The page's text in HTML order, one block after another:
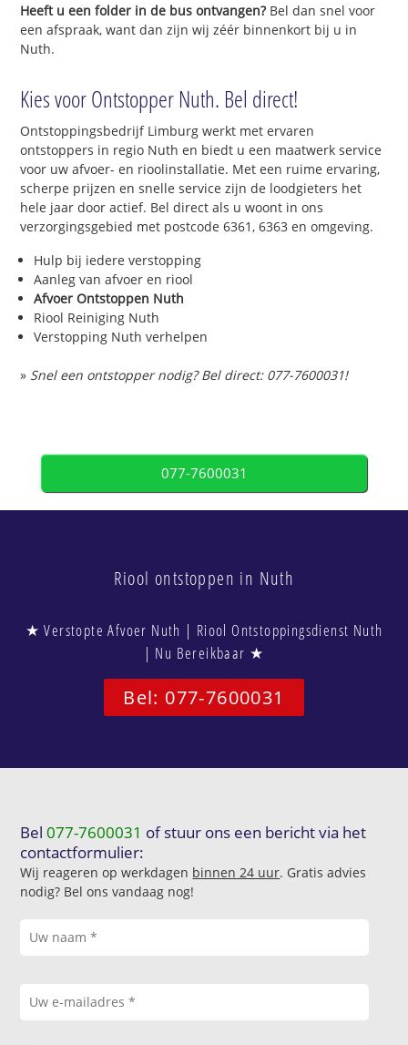
Heeft u een folder in de bus ontvangen?Bel dan snel voor
een afspraak, want dan zijn wij zéér binnenkort bij u in
Nuth.
Kies voor Ontstopper Nuth. Bel direct!
Ontstoppingsbedrijf Limburg werkt met ervaren
ontstoppers in regio Nuth en biedt u een maatwerk service
voor uw afvoer- en rioolinstallatie. Met een ruime ervaring,
scherpe prijzen en snelle service zijn de loodgieters het
hele jaar door actief. Bel direct als u woont in ons
verzorgingsgebied met postcode 6361, 6363 en omgeving.
Hulp bij iedere verstopping
Aanleg van afvoer en riool
Afvoer Ontstoppen Nuth
Riool Reiniging Nuth
Verstopping Nuth verhelpen
» Snel een ontstopper nodig? Bel direct: 077-7600031!
077-7600031
Riool ontstoppen in Nuth
★ Verstopte Afvoer Nuth | Riool Ontstoppingsdienst Nuth
| Nu Bereikbaar ★
Bel: 077-7600031
Bel077-7600031 of stuur ons een bericht via het
contactformulier:
Wij reageren op werkdagen binnen 24 uur. Gratis advies
nodig? Bel ons vandaag nog!